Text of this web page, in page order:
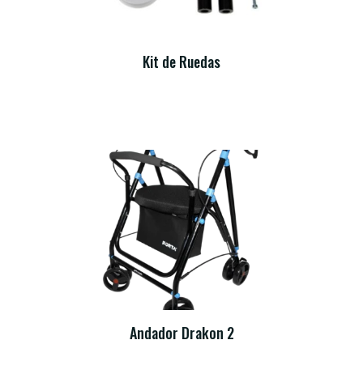
Kit de Ruedas
Andador Drakon 2